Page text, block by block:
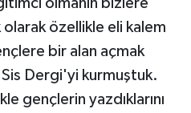
olmanın bizlere
özellikle eli kalem
bir alan açmak
Dergi'yi kurmuştuk.
gençlerin yazdıklarını